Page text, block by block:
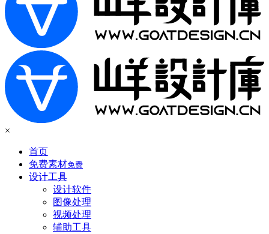
×
首页
免费素材免费
设计工具
设计软件
图像处理
视频处理
辅助工具